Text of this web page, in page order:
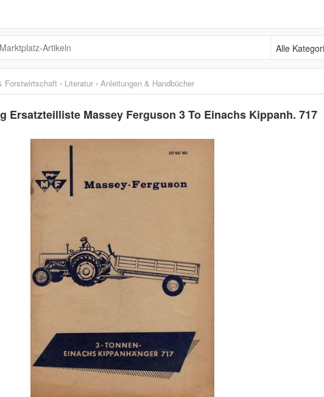
Alle Kategorien
Forstwirtschaft › Literatur › Anleitungen & Handbücher
Ersatzteilliste Massey Ferguson 3 To Einachs Kippanh. 717